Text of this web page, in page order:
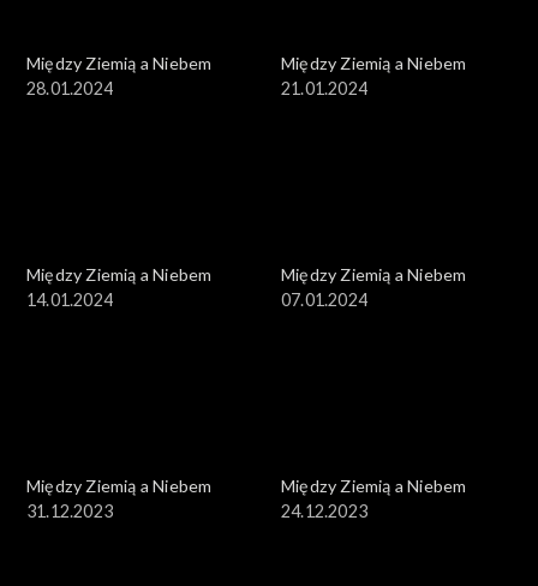
Między Ziemią a Niebem
28.01.2024
Między Ziemią a Niebem
21.01.2024
Między Ziemią a Niebem
14.01.2024
Między Ziemią a Niebem
07.01.2024
Między Ziemią a Niebem
31.12.2023
Między Ziemią a Niebem
24.12.2023